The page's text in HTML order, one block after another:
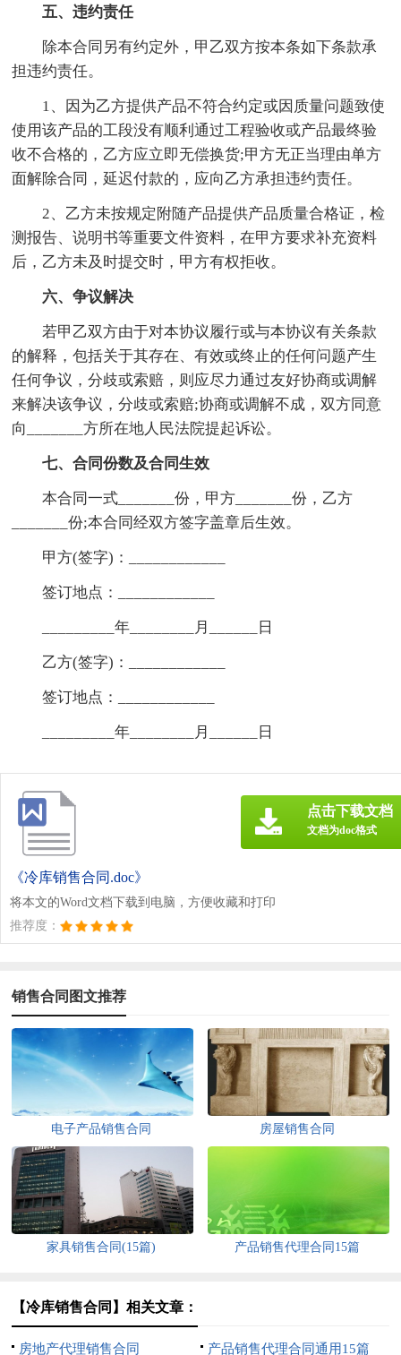
五、违约责任
除本合同另有约定外，甲乙双方按本条如下条款承
担违约责任。
1、因为乙方提供产品不符合约定或因质量问题致使
使用该产品的工段没有顺利通过工程验收或产品最终验
收不合格的，乙方应立即无偿换货;甲方无正当理由单方
面解除合同，延迟付款的，应向乙方承担违约责任。
2、乙方未按规定附随产品提供产品质量合格证，检
测报告、说明书等重要文件资料，在甲方要求补充资料
后，乙方未及时提交时，甲方有权拒收。
六、争议解决
若甲乙双方由于对本协议履行或与本协议有关条款
的解释，包括关于其存在、有效或终止的任何问题产生
任何争议，分歧或索赔，则应尽力通过友好协商或调解
来解决该争议，分歧或索赔;协商或调解不成，双方同意
向_______方所在地人民法院提起诉讼。
七、合同份数及合同生效
本合同一式_______份，甲方_______份，乙方
_______份;本合同经双方签字盖章后生效。
甲方(签字)：____________
签订地点：____________
_________年________月______日
乙方(签字)：____________
签订地点：____________
_________年________月______日
《冷库销售合同.doc》
将本文的Word文档下载到电脑，方便收藏和打印
推荐度：
点击下载文档
文档为doc格式
销售合同图文推荐
电子产品销售合同 房屋销售合同
家具销售合同(15篇) 产品销售代理合同15篇
【冷库销售合同】相关文章：
房地产代理销售合同 产品销售代理合同通用15篇